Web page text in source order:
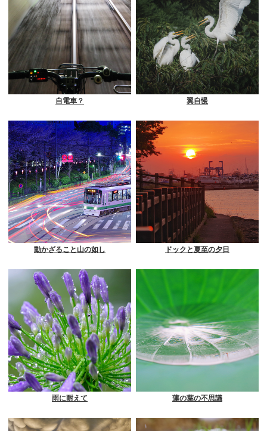
自電車？ 翼自慢
動かざること山の如し ドックと夏至の夕日
雨に耐えて 蓮の葉の不思議